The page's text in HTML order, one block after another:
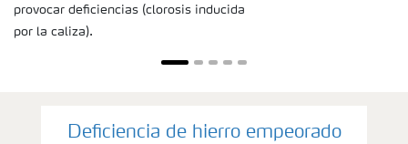
provocar deficiencias (clorosis inducida
por la caliza).
Deficiencia de hierro empeorado